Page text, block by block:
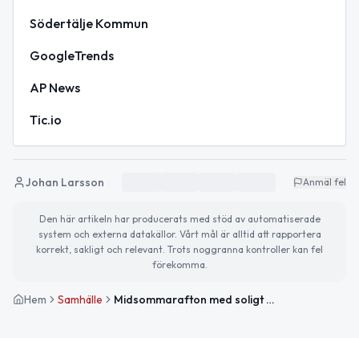
Södertälje Kommun
GoogleTrends
AP News
Tic.io
Johan Larsson Anmäl fel
Den här artikeln har producerats med stöd av automatiserade
system och externa datakällor. Vårt mål är alltid att rapportera
korrekt, sakligt och relevant. Trots noggranna kontroller kan fel
förekomma.
Hem Samhälle Midsommarafton med soligt väder och firande i Södertälje